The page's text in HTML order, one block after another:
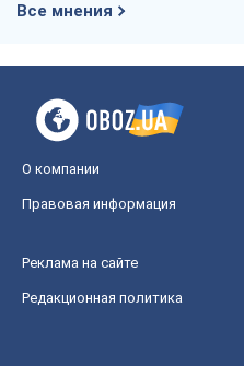
Все мнения
О компании
Правовая информация
Реклама на сайте
Редакционная политика